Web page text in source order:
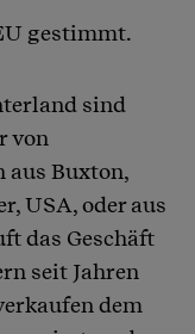
gestimmt.
sind
von
aus Buxton,
USA, oder aus
das Geschäft
seit Jahren
dem